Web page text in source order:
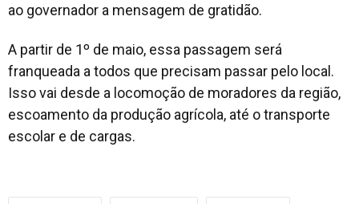
ao governador a mensagem de gratidão.
A partir de 1º de maio, essa passagem será
franqueada a todos que precisam passar pelo local.
Isso vai desde a locomoção de moradores da região,
escoamento da produção agrícola, até o transporte
escolar e de cargas.